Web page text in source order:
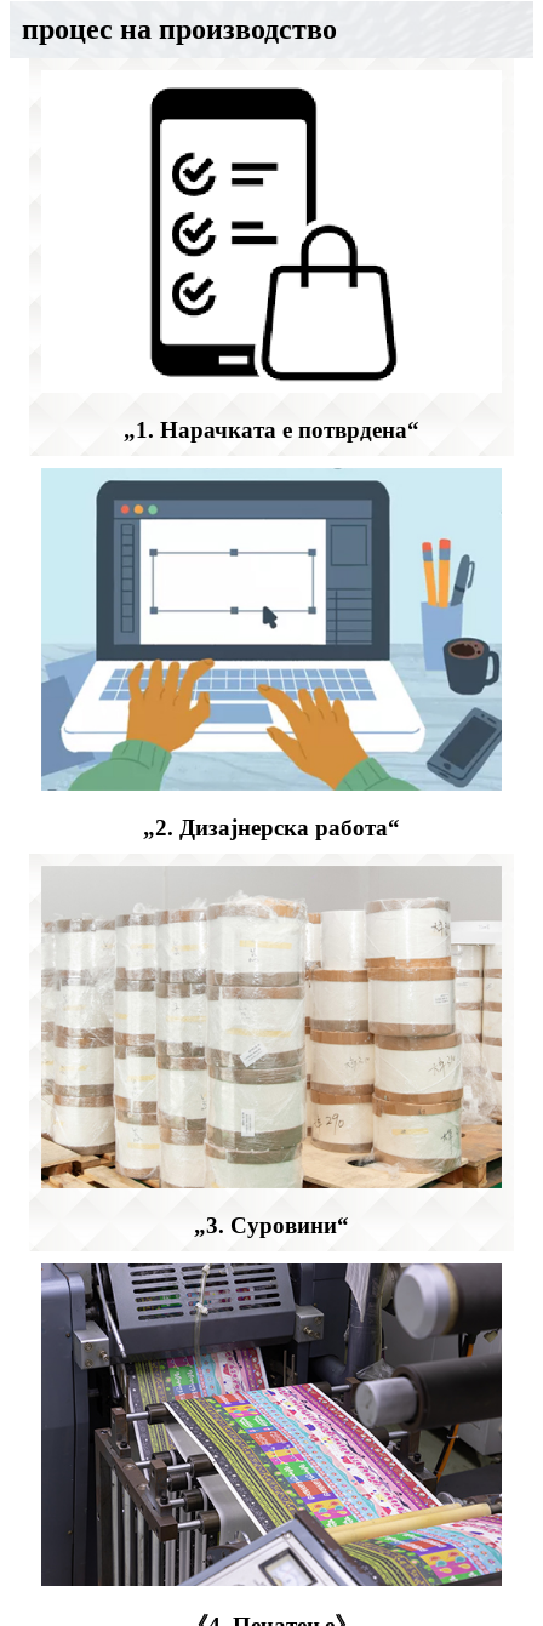
процес на производство
„1. Нарачката е потврдена“
„2. Дизајнерска работа“
„3. Суровини“